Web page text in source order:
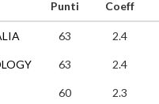
Punti Coeff
63 2.4
63 2.4
60 2.3